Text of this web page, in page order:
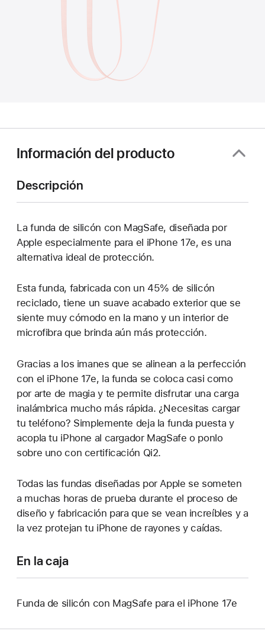
Información del producto
Descripción
La funda de silicón con MagSafe, diseñada por
Apple especialmente para el iPhone 17e, es una
alternativa ideal de protección.
Esta funda, fabricada con un 45% de silicón
reciclado, tiene un suave acabado exterior que se
siente muy cómodo en la mano y un interior de
microfibra que brinda aún más protección.
Gracias a los imanes que se alinean a la perfección
con el iPhone 17e, la funda se coloca casi como
por arte de magia y te permite disfrutar una carga
inalámbrica mucho más rápida. ¿Necesitas cargar
tu teléfono? Simplemente deja la funda puesta y
acopla tu iPhone al cargador MagSafe o ponlo
sobre uno con certificación Qi2.
Todas las fundas diseñadas por Apple se someten
a muchas horas de prueba durante el proceso de
diseño y fabricación para que se vean increíbles y a
la vez protejan tu iPhone de rayones y caídas.
En la caja
Funda de silicón con MagSafe para el iPhone 17e